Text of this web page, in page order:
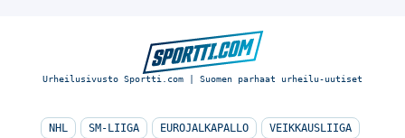
Urheilusivusto Sportti.com | Suomen parhaat urheilu-uutiset
NHL SM-LIIGA EUROJALKAPALLO VEIKKAUSLIIGA